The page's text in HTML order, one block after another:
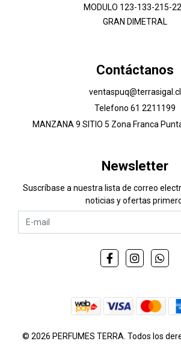
MODULO 123-133-215-
GRAN DIMETRAL
Contáctanos
ventaspuq@terrasigal.cl
Telefono 61 2211199
MANZANA 9 SITIO 5 Zona Franca
Newsletter
Suscríbase a nuestra lista de correo
noticias y ofertas
© 2026 PERFUMES TERRA. Todos los